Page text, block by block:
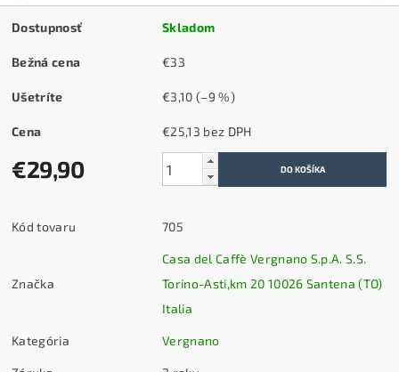
Dostupnosť Skladom
Bežná cena €33
Ušetríte €3,10(–9 %)
Cena €25,13 bez DPH
€29,90
Kód tovaru 705
Značka
Casa del Caffè Vergnano S.p.A. S.S.
Torino-Asti,km 20 10026 Santena (TO)
Italia
Kategória Vergnano